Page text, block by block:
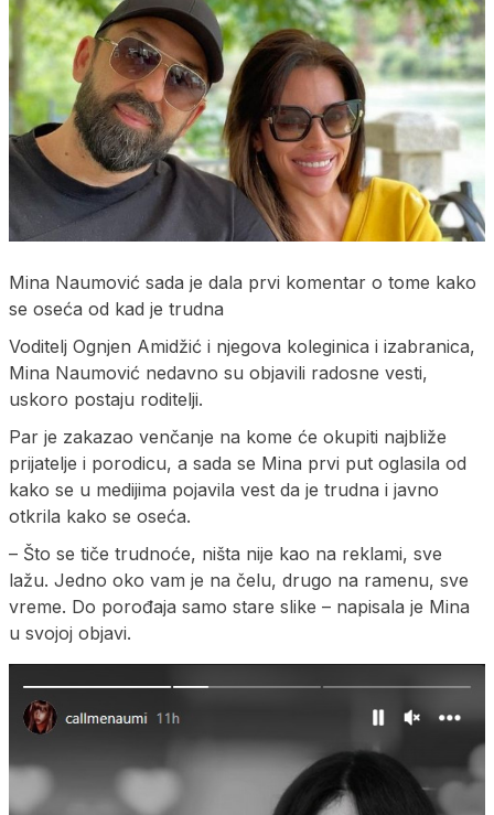
Mina Naumović sada je dala prvi komentar o tome kako
se oseća od kad je trudna
Voditelj Ognjen Amidžić i njegova koleginica i izabranica,
Mina Naumović nedavno su objavili radosne vesti,
uskoro postaju roditelji.
Par je zakazao venčanje na kome će okupiti najbliže
prijatelje i porodicu, a sada se Mina prvi put oglasila od
kako se u medijima pojavila vest da je trudna i javno
otkrila kako se oseća.
– Što se tiče trudnoće, ništa nije kao na reklami, sve
lažu. Jedno oko vam je na čelu, drugo na ramenu, sve
vreme. Do porođaja samo stare slike – napisala je Mina
u svojoj objavi.